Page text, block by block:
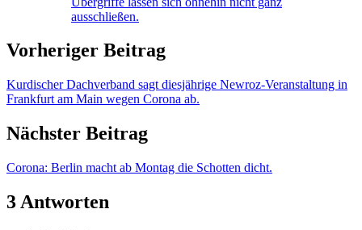
ausschließen.
Vorheriger Beitrag
Kurdischer Dachverband sagt diesjährige Newroz-Veranstaltung in
Frankfurt am Main wegen Corona ab.
Nächster Beitrag
Corona: Berlin macht ab Montag die Schotten dicht.
3 Antworten